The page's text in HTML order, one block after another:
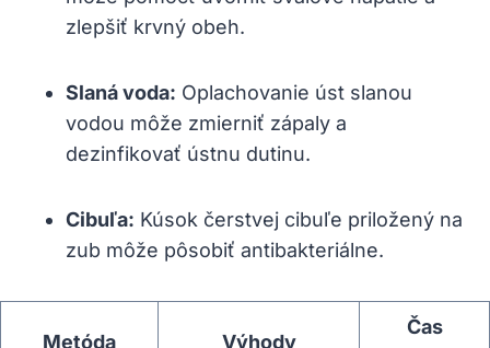
zlepšiť krvný obeh.
Slaná voda: Oplachovanie úst slanou
vodou môže zmierniť zápaly a
dezinfikovať ústnu dutinu.
Cibuľa: Kúsok čerstvej cibuľe priložený na
zub môže pôsobiť antibakteriálne.
Metóda Výhody
Čas